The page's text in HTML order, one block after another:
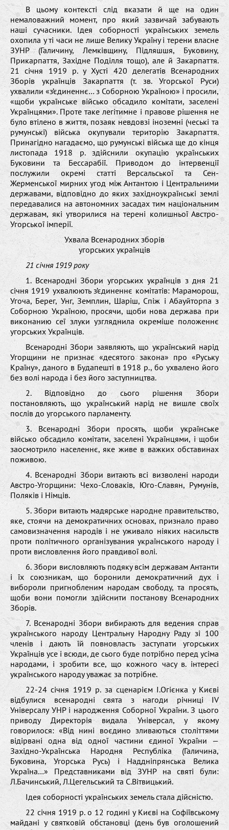
В цьому контексті слід вказати й ще на один
немаловажний момент, про який зазвичай забувають
наші сучасники. Ідея соборності українських земель
охопила у ті часи не лише Велику Україну і терени власне
ЗУНР (Галичину, Лемківщину, Підляшшя, Буковину,
Прикарпаття, Західне Поділля тощо), але й Закарпаття.
21 січня 1919 р. у Хусті 420 делегатів Всенародних
Зборів українців Закарпаття (т. зв. Угорської Руси)
ухвалили «з’єдиненнє… з Соборною Україною» і просили,
«щоби українське військо обсадило комітати, заселені
Українцями». Проте таке легітимне і правове рішення не
було втілено в життя, позаяк невдовзі іноземні (чеські та
румунські) війська окупували територію Закарпаття.
Принагідно нагадаємо, що румунські війська ще до кінця
листопада 1918 р. здійснили окупацію українських
Буковини та Бессарабії. Приводом до інтервенції
послужили окремі статті Версальської та Сен-
Жерменської мирних угод між Антантою і Центральними
державами, відповідно до яких західноукраїнські землі
передавалися на автономних засадах тим національним
державам, які утворилися на терені колишньої Австро-
Угорської імперії.
Ухвала Всенародних зборів
угорських українців
21 січня 1919 року
1. Всенародні Збори угорських українців з дня 21
січня 1919 ухвалюють з’єдиненнє комітатів: Мараморош,
Угоча, Берег, Унг, Земплин, Шаріш, Спіж і Абауйторпа з
Соборною Україною, просячи, щоби нова держава при
виконанию сеї злуки узгляднила окреміше положеннє
угорських Українців.
Всенародні Збори заявляють, що український нарід
Угорщини не признає «десятого закона» про «Руську
Країну», даного в Будапешті в 1918 р., бо ухвалено його
без волі народа і без його заступництва.
2. Відповідно до сього рішення Збори
постановляють, що український нарід не вишле своїх
послів до угорського парламенту.
3. Всенародні Збори просять, щоби українське
військо обсадило комітати, заселені Українцями, і щоби
заосмотрило населеннє, яке живе в важких обставинах
поживою.
4. Всенародні Збори витають всі визволені народи
Австро-Угорщини: Чехо-Словаків, Юго-Славян, Румунів,
Поляків і Німців.
5. Збори витають мадярське народне правительство,
яке, стоячи на демократичних основах, признало право
самовизначення народів і не уживало ніяких насильств
проти політичного організувания українського народу і
проти висловлення його правдивої волі.
6. Збори висловляють подяку всім державам Антанти
і їх союзникам, що боронили демократичний дух і
вибороли пригнобленим народам свободу, та просять,
щоби вони помогли здійснити постанову Всенародних
Зборів.
7. Всенародні Збори вибирають для ведения справ
українського народу Центральну Народну Раду зі 100
членів і дають їй повновласть заступати угорських
Українців усе і всюди, де сього буде потрібно перед усіма
народами, і зробити все, що кожного часу в. інтересі
українського народу уважає за потрібне.
22-24 січня 1919 р. за сценарієм І.Огієнка у Києві
відбулися всенародні свята з нагоди річниці IV
Універсалу УНР і народження Соборної України. З цього
приводу Директорія видала Універсал, у якому
говорилося: «Від нині воєдино зливаються століттями
відірвані одна від одної частини єдиної України —
Західно-Українська Народня Республіка (Галичина,
Буковина, Угорська Русь) і Наддніпрянська Велика
Україна…» Представниками від ЗУНР на святі були:
Л.Бачинський, Л.Цегельський та С.Вітвицький.
Ідея соборності українських земель стала дійсністю.
22 січня 1919 р. о 12 годині у Києві на Софіївському
майдані у святковій обстановці (день був оголошений